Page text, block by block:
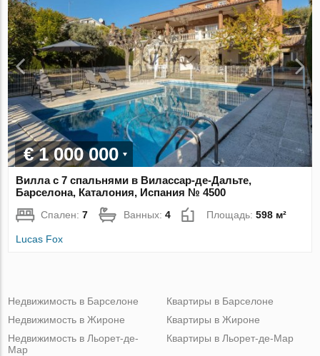
€ 1 000 000
Вилла с 7 спальнями в Вилассар-де-Дальте,
Барселона, Каталония, Испания № 4500
Спален:7 Ванных:4 Площадь:598 м²
Lucas Fox
Недвижимость в Барселоне
Недвижимость в Жироне
Недвижимость в Льорет-де-
Мар
Квартиры в Барселоне
Квартиры в Жироне
Квартиры в Льорет-де-Мар